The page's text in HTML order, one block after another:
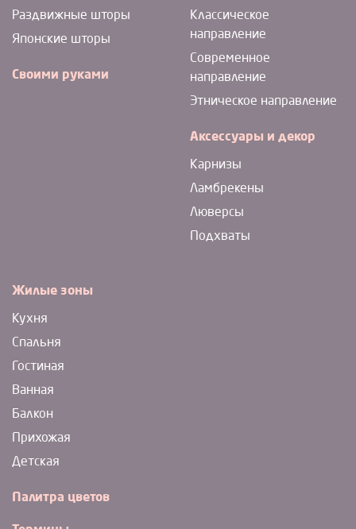
Раздвижные шторы
Японские шторы
Своими руками
Классическое
направление
Современное
направление
Этническое направление
Аксессуары и декор
Карнизы
Ламбрекены
Люверсы
Подхваты
Жилые зоны
Кухня
Спальня
Гостиная
Ванная
Балкон
Прихожая
Детская
Палитра цветов